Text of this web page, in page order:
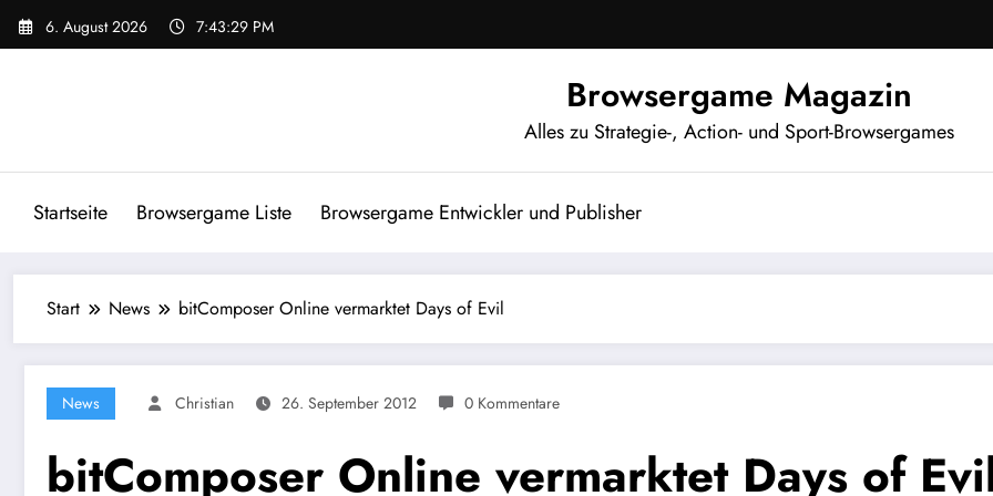
Zum
Inhalt
6. August 2026 7:43:30 PM
Browsergame Magazin
Alles zu Strategie-, Action- und Sport-Browsergames
Startseite Browsergame Liste Browsergame Entwickler und Publisher
Start News bitComposer Online vermarktet Days of Evil
News Christian 26. September 2012 0 Kommentare
bitComposer Online vermarktet Days of